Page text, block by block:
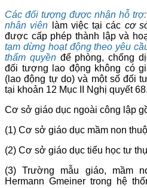
Các đối tượng được nhận hỗ trợ:
nhân viên làm việc tại các cơ
được cấp phép thành lập và
tạm dừng hoạt động theo yêu
thẩm quyềnđể phòng, chống
đối tượng lao động không có
(lao động tự do) và một số đối
tại khoản 12 Mục II Nghị quyết 68.
Cơ sở giáo dục ngoài công lập
(1) Cơ sở giáo dục mầm non
(2) Cơ sở giáo dục tiểu học tư
(3) Trường mẫu giáo, mầm
Hermann Gmeiner trong hệ